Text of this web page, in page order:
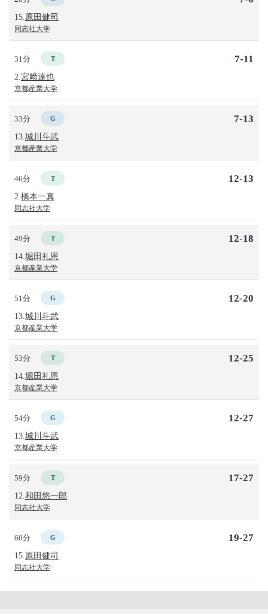
15. 原田健司
同志社大学
31分 T
2. 宮﨑達也
京都産業大学
7-11
33分 G
13. 城川斗武
京都産業大学
7-13
46分 T
2. 橋本一真
同志社大学
12-13
49分 T
14. 堀田礼恩
京都産業大学
12-18
51分 G
13. 城川斗武
京都産業大学
12-20
53分 T
14. 堀田礼恩
京都産業大学
12-25
54分 G
13. 城川斗武
京都産業大学
12-27
59分 T
12. 和田悠一郎
同志社大学
17-27
60分 G
15. 原田健司
同志社大学
19-27